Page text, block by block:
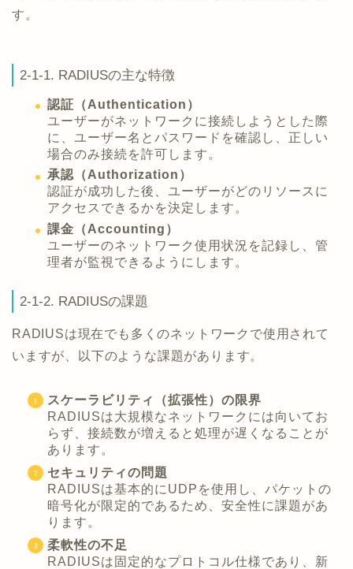
す。
2-1-1. RADIUSの主な特徴
認証（Authentication）
ユーザーがネットワークに接続しようとした際
に、ユーザー名とパスワードを確認し、正しい
場合のみ接続を許可します。
承認（Authorization）
認証が成功した後、ユーザーがどのリソースに
アクセスできるかを決定します。
課金（Accounting）
ユーザーのネットワーク使用状況を記録し、管
理者が監視できるようにします。
2-1-2. RADIUSの課題
RADIUSは現在でも多くのネットワークで使用されて
いますが、以下のような課題があります。
スケーラビリティ（拡張性）の限界
RADIUSは大規模なネットワークには向いてお
らず、接続数が増えると処理が遅くなることが
あります。
セキュリティの問題
RADIUSは基本的にUDPを使用し、パケットの
暗号化が限定的であるため、安全性に課題があ
ります。
柔軟性の不足
RADIUSは固定的なプロトコル仕様であり、新